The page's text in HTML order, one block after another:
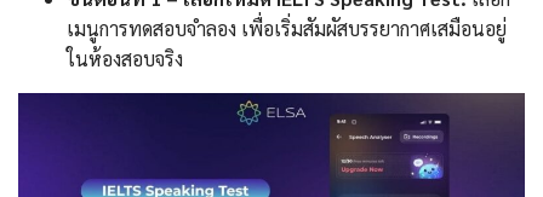
เมนูการทดสอบจำลอง เพื่อเริ่มสัมผัสบรรยากาศเสมือนอยู่
ในห้องสอบจริง